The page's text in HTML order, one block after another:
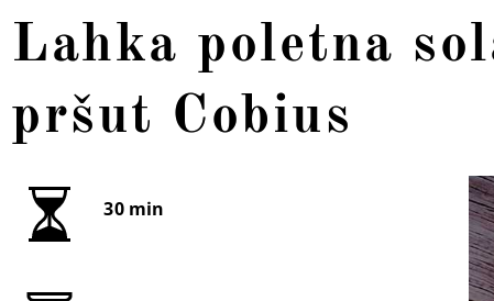
Lahka poletna
pršut Cobius
30 min